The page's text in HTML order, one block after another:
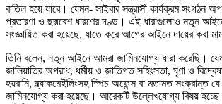
বাতিল হয়ে যাবে। যেমন- সাইবার সন্ত্রাসী কার্যক্রম সংগঠন
প্রতারণা ও ছদ্মবেশ ধারণের দণ্ড। এই ধারাগুলোও নতুন
সংজ্ঞায়িত করা হয়েছে, যাতে করে আগের আইনে দায়ের করা
তিনি বলেন, নতুন আইনে আমরা জামিনযোগ্য ধারা করেছি।
জালিয়াতির অপরাধ, ধর্মীয় ও জাতিগত সহিংসতা, ঘৃণা ও
হয়রানি, ব্ল্যাকমেইলিংসহ স্পিচ অফেন্স বা মতামত সংক্রান্ত
জামিনযোগ্য করা হয়েছে। আরেকটি উল্লেখযোগ্য বিষয় হচ্ছে